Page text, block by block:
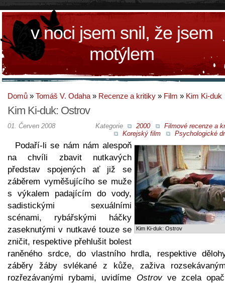
v noci jsem snil, že jsem
motýlem
Domů » Tomáš V. Odaha » Recenze a kritiky » Film » Kim Ki-duk
Kim Ki-duk: Ostrov
Kategorie 2000
Filmové recenze a
Korejský film
Psychologické
01. Červen 2008
Kim Ki-duk: Ostrov
Podaří-li se nám nám alespoň
na chvíli zbavit nutkavých
představ spojených ať již se
záběrem vyměšujícího se muže
s výkalem padajícím do vody,
sadistickými sexuálními
scénami, rybářskými háčky
zaseknutými v nutkavé touze se
zničit, respektive přehlušit bolest
raněného srdce, do vlastního hrdla, respektive
záběry žáby svlékané z kůže, zaživa
rozřezávanými rybami, uvidíme Ostrovve zcela